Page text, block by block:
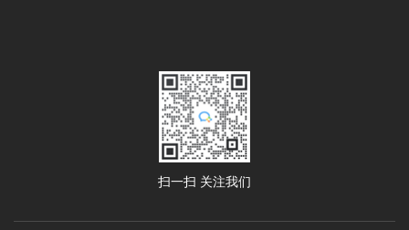
扫一扫 关注我们